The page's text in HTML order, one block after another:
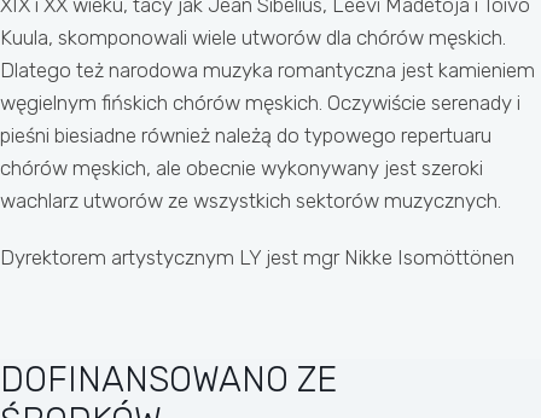
Kuula, skomponowali wiele utworów dla chórów męskich.
Dlatego też narodowa muzyka romantyczna jest kamieniem
węgielnym fińskich chórów męskich. Oczywiście serenady i
pieśni biesiadne również należą do typowego repertuaru
chórów męskich, ale obecnie wykonywany jest szeroki
wachlarz utworów ze wszystkich sektorów muzycznych.
Dyrektorem artystycznym LY jest mgr Nikke Isomöttönen
DOFINANSOWANO ZE